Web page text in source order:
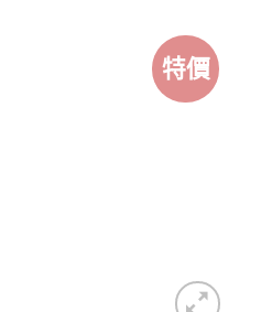
特價